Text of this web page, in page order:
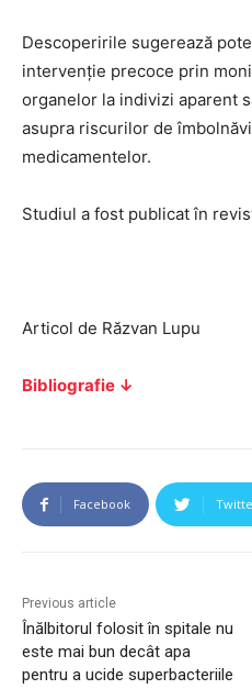
Descoperirile sugerează
intervenție precoce prin
organelor la indivizi aparent
asupra riscurilor de
medicamentelor.
Studiul a fost publicat în
Articol de Răzvan Lupu
Bibliografie ↓
Facebook
Previous article
Înălbitorul folosit în spitale nu
este mai bun decât apa
pentru a ucide superbacteriile